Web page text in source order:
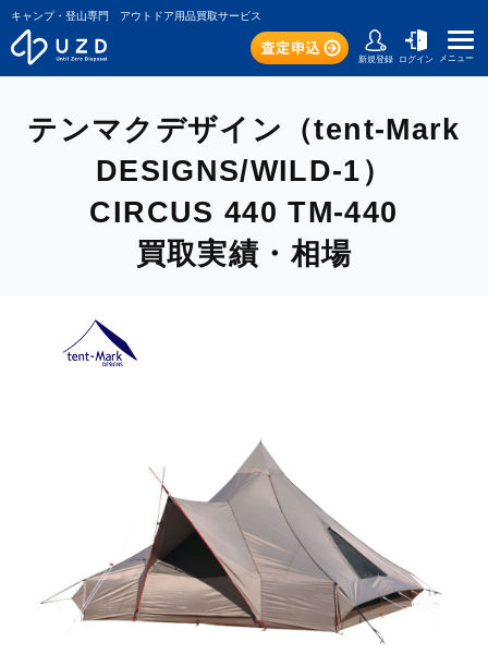
キャンプ・登山専門 アウトドア用品買取サービス
新規登録 ログイン メニュー
テンマクデザイン（tent-Mark
DESIGNS/WILD-1）
CIRCUS 440 TM-440
買取実績・相場